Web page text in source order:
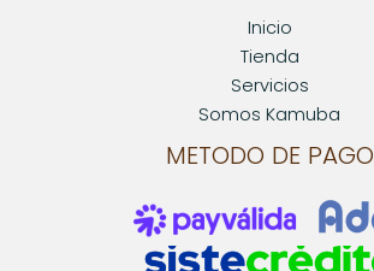
Inicio
Tienda
Servicios
Somos Kamuba
METODO DE PAGO